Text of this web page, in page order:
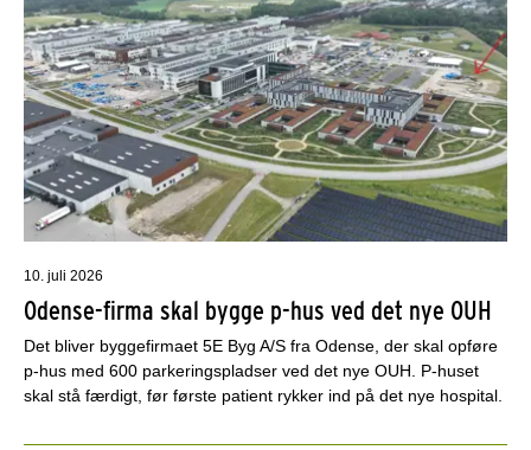
10. juli 2026
Odense-firma skal bygge p-hus ved det nye OUH
Det bliver byggefirmaet 5E Byg A/S fra Odense, der skal opføre
p-hus med 600 parkeringspladser ved det nye OUH. P-huset
skal stå færdigt, før første patient rykker ind på det nye hospital.